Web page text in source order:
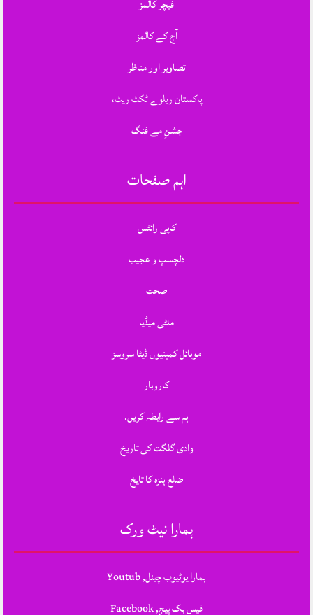
فیچر کالمز
آج کے کالمز
تصاویر اور مناظر
پاکستان ریلوے ٹکٹ ریٹ،
جشنِ مے فنگ
اہم صفحات
کاپی رائٹس
دلچسپ و عجیب
صحت
ملٹی میڈیا
موبائل کمپنیوں ڈیٹا سروسز
کاروبار
ہم سے رابطہ کریں.
وادی گلگت کی تاریخ
ضلع ہنزہ کا تایخ
ہمارا نیٹ ورک
ہمارا یوٹیوب چینل, Youtub
فیس بک پیج, Facebook